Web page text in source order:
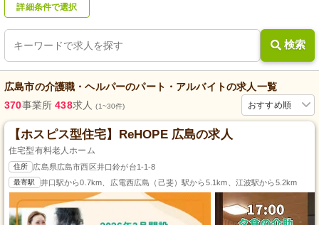
詳細条件で選択
検索
広島市の介護職・ヘルパーのパート・アルバイトの求人一覧
おすすめ順
370事業所 438求人(1~30件)
【ホスピス型住宅】ReHOPE 広島の求人
住宅型有料老人ホーム
住所 広島県広島市西区井口鈴が台1-1-8
最寄駅 井口駅から0.7km、広電西広島（己斐）駅から5.1km、江波駅から5.2km